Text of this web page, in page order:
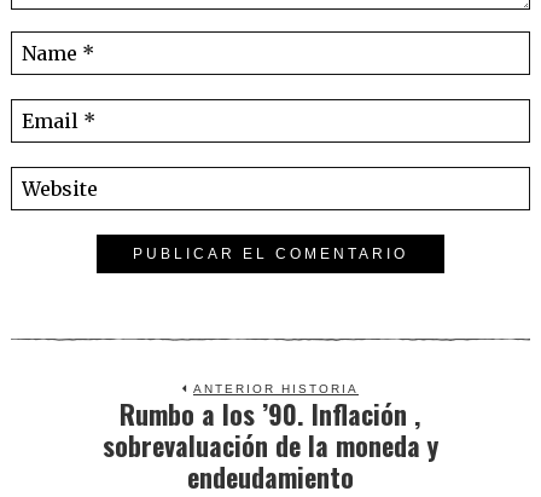
ANTERIOR HISTORIA
Previous
post:
Rumbo a los ’90. Inflación ,
sobrevaluación de la moneda y
endeudamiento